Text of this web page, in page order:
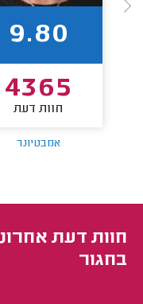
9.80
4365
חוות דעת
אמבטיונר
חוות דעת
בחגור